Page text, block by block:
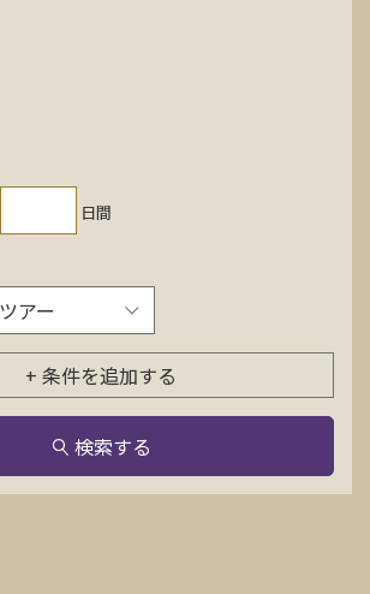
資料請求
電話にてお問い合わせ
検索
日間
+ 条件を追加する
検索する